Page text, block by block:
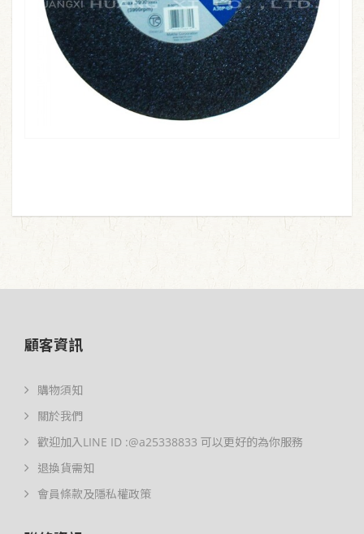
顧客資訊
購物須知
關於我們
歡迎加入LINE ID :@a25338833 可以更好的為你服務
退換貨需知
會員條款及隱私權政策